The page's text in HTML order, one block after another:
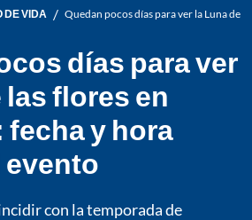
DE VIDA / Quedan pocos días para ver la Luna de
días para ver
las flores en
y hora
evento
con la temporada de